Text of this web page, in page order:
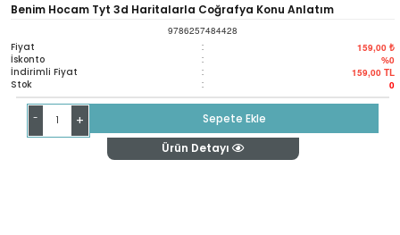
Benim Hocam Tyt 3d Haritalarla Coğrafya Konu Anlatım
9786257484428
Fiyat : 159,00 ₺
İskonto : %0
İndirimli Fiyat : 159,00 TL
Stok : 0
- +
Sepete Ekle
Ürün Detayı